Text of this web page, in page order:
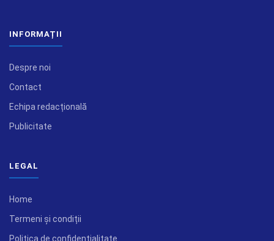
INFORMAȚII
Despre noi
Contact
Echipa redacțională
Publicitate
LEGAL
Home
Termeni și condiții
Politica de confidențialitate